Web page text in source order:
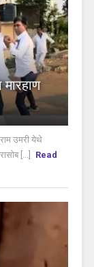
मारहाण
उमरी येथे
[...]
Read